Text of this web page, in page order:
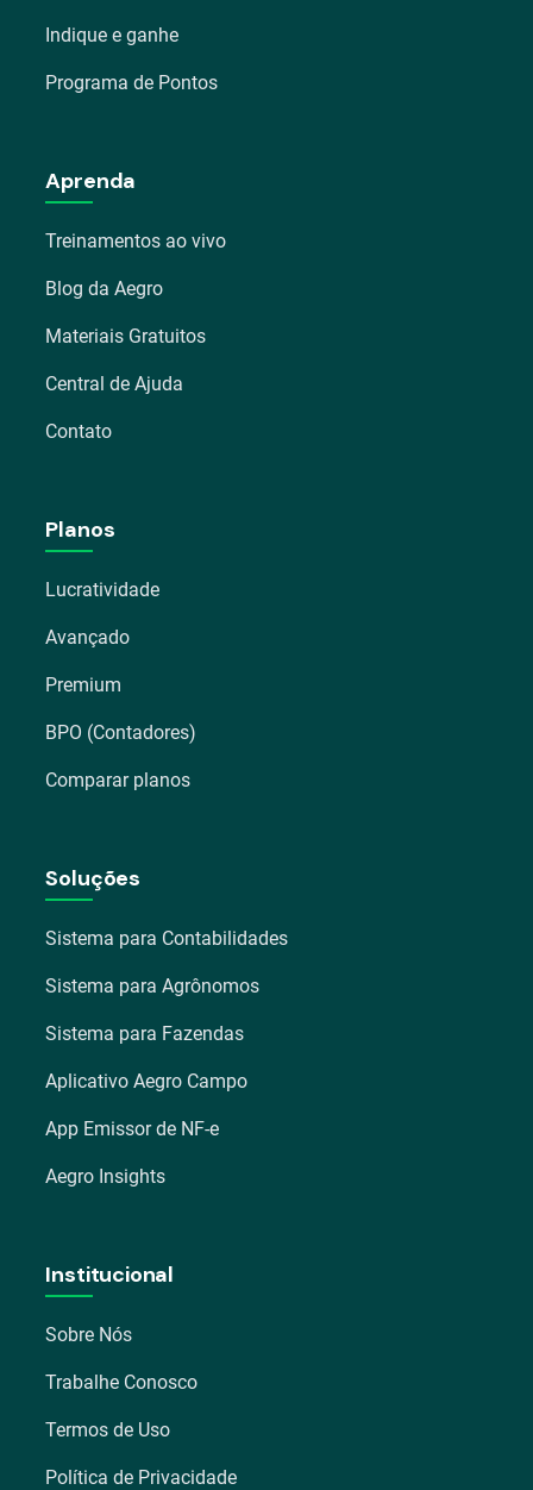
Indique e ganhe
Programa de Pontos
Aprenda
Treinamentos ao vivo
Blog da Aegro
Materiais Gratuitos
Central de Ajuda
Contato
Planos
Lucratividade
Avançado
Premium
BPO (Contadores)
Comparar planos
Soluções
Sistema para Contabilidades
Sistema para Agrônomos
Sistema para Fazendas
Aplicativo Aegro Campo
App Emissor de NF-e
Aegro Insights
Institucional
Sobre Nós
Trabalhe Conosco
Termos de Uso
Política de Privacidade